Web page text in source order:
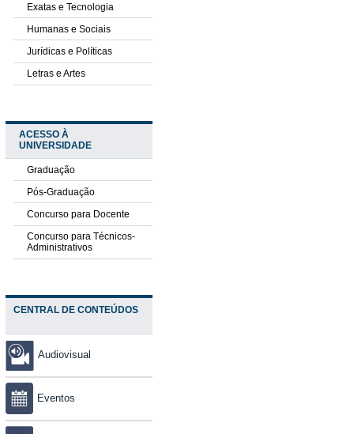
Exatas e Tecnologia
Humanas e Sociais
Jurídicas e Políticas
Letras e Artes
ACESSO À
UNIVERSIDADE
Graduação
Pós-Graduação
Concurso para Docente
Concurso para Técnicos-
Administrativos
CENTRAL DE CONTEÚDOS
Audiovisual
Eventos